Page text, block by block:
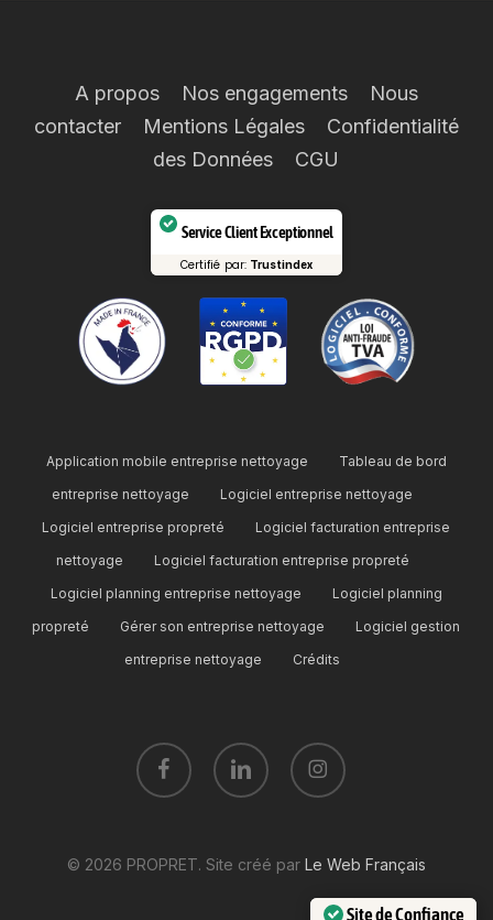
A propos Nos engagements
Nous
contacter
Mentions Légales
Confidentialité
des Données
CGU
Service Client Exceptionnel
Certifié par: Trustindex
Application mobile entreprise nettoyage
Tableau de bord
entreprise nettoyage
Logiciel entreprise nettoyage
Logiciel entreprise propreté
Logiciel facturation entreprise
nettoyage
Logiciel facturation entreprise propreté
Logiciel planning entreprise nettoyage
Logiciel planning
propreté
Gérer son entreprise nettoyage
Logiciel gestion
entreprise nettoyage
Crédits
facebook linkedin instagram
© 2026 PROPRET. Site créé par Le Web Français
Site de Confiance